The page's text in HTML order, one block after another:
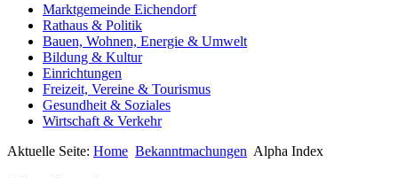
Marktgemeinde Eichendorf
Rathaus & Politik
Bauen, Wohnen, Energie & Umwelt
Bildung & Kultur
Einrichtungen
Freizeit, Vereine & Tourismus
Gesundheit & Soziales
Wirtschaft & Verkehr
Aktuelle Seite: Home Bekanntmachungen Alpha Index